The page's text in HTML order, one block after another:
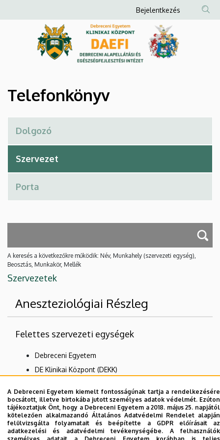
Debreceni
és
Egészségfejlesztési
Intézet
a
Anonim
Felhasználói
fiók
menüje
Bejelentkezés
Telefonkönyv
A keresés a következőkre működik: Név, Munkahely (szervezeti egység),
Beosztás, Munkakör, Mellék
Szervezetek
Aneszteziológiai Részleg
Felettes szervezeti egységek
Debreceni Egyetem
DE Klinikai Központ (DEKK)
Klinikák
Aneszteziológiai és Intenzív Terápiás Klinika
Nincs találat.
A Debreceni Egyetem kiemelt fontosságúnak tartja a rendelkezésére
bocsátott, illetve birtokába jutott személyes adatok védelmét. Ezúton
tájékoztatjuk Önt, hogy a Debreceni Egyetem a 2018. május 25. napjától
kötelezően alkalmazandó Általános Adatvédelmi Rendelet alapján
felülvizsgálta folyamatait és beépítette a GDPR előírásait az
adatkezelési és adatvédelmi tevékenységébe. A felhasználók